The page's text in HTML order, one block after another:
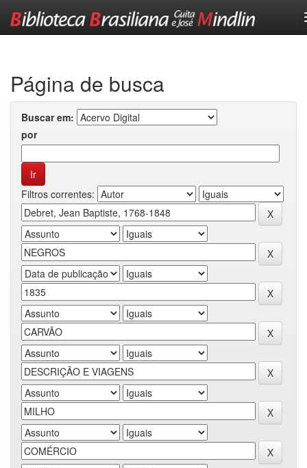
Página de busca
Buscar em:
por
Filtros correntes: